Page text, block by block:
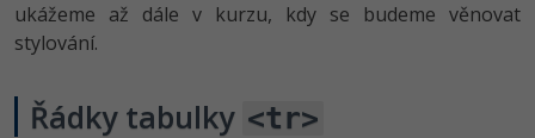
ukážeme až dále v kurzu, kdy se budeme věnovat
stylování.
Řádky tabulky <tr>